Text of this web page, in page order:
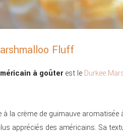
Fluff
à goûterest le Durkee
à la crème de guimauve
appréciés des américains. Sa